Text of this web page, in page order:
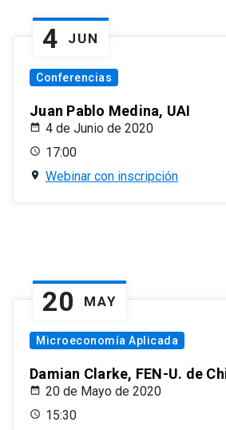
4 JUN
Conferencias
Juan Pablo Medina, UAI
4 de Junio de 2020
17:00
Webinar con inscripción
20 MAY
Microeconomía Aplicada
Damian Clarke, FEN-U. de
20 de Mayo de 2020
15:30